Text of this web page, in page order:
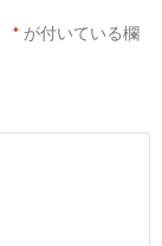
* が付いている欄